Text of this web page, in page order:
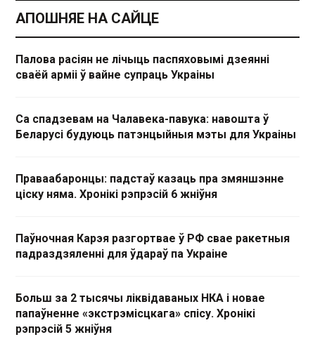
АПОШНЯЕ НА САЙЦЕ
Палова расіян не лічыць паспяховымі дзеянні
сваёй арміі ў вайне супраць Украіны
Са спадзевам на Чалавека-павука: навошта ў
Беларусі будуюць патэнцыйныя мэты для Украіны
Праваабаронцы: падстаў казаць пра змяншэнне
ціску няма. Хронікі рэпрэсій 6 жніўня
Паўночная Карэя разгортвае ў РФ свае ракетныя
падраздзяленні для ўдараў па Украіне
Больш за 2 тысячы ліквідаваных НКА і новае
папаўненне «экстрэмісцкага» спісу. Хронікі
рэпрэсій 5 жніўня